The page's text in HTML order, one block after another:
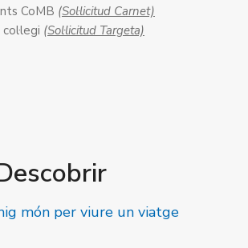
CoMB (Sol·licitud Carnet)
(Sol·licitud Targeta)
món per viure un viatge